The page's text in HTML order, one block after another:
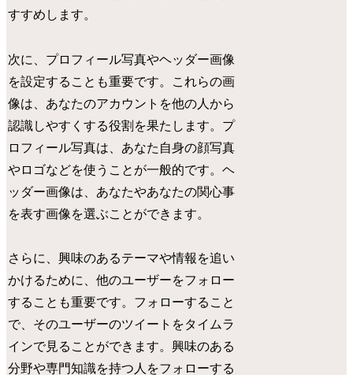
すすめします。
次に、プロフィール写真やヘッダー画像
を設定することも重要です。これらの画
像は、あなたのアカウントを他の人から
認識しやすくする役割を果たします。プ
ロフィール写真は、あなた自身の顔写真
やロゴなどを使うことが一般的です。ヘ
ッダー画像は、あなたやあなたの関心事
を表す画像を選ぶことができます。
さらに、興味のあるテーマや情報を追い
かけるために、他のユーザーをフォロー
することも重要です。フォローすること
で、そのユーザーのツイートをタイムラ
インで見ることができます。興味のある
分野や専門知識を持つ人をフォローする